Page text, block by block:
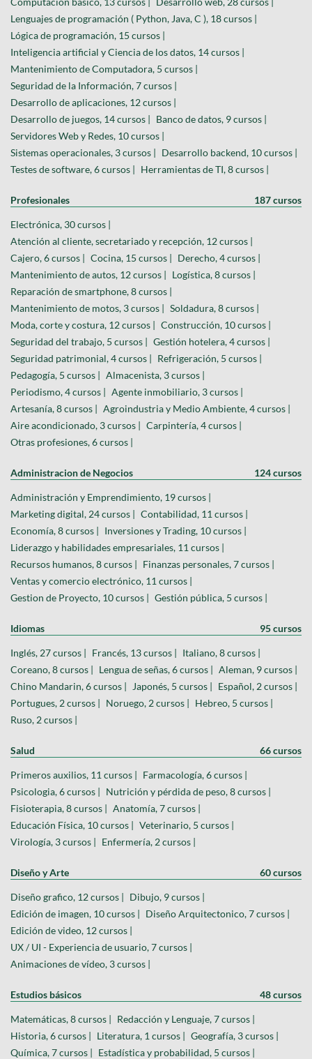
Lenguajes de programación ( Python, Java, C ), 18 cursos |
Lógica de programación, 15 cursos |
Inteligencia artificial y Ciencia de los datos, 14 cursos |
Mantenimiento de Computadora, 5 cursos |
Seguridad de la Información, 7 cursos |
Desarrollo de aplicaciones, 12 cursos |
Desarrollo de juegos, 14 cursos | Banco de datos, 9 cursos |
Servidores Web y Redes, 10 cursos |
Sistemas operacionales, 3 cursos | Desarrollo backend, 10 cursos |
Testes de software, 6 cursos | Herramientas de TI, 8 cursos |
Profesionales 187 cursos
Electrónica, 30 cursos |
Atención al cliente, secretariado y recepción, 12 cursos |
Cajero, 6 cursos | Cocina, 15 cursos | Derecho, 4 cursos |
Mantenimiento de autos, 12 cursos | Logística, 8 cursos |
Reparación de smartphone, 8 cursos |
Mantenimiento de motos, 3 cursos | Soldadura, 8 cursos |
Moda, corte y costura, 12 cursos | Construcción, 10 cursos |
Seguridad del trabajo, 5 cursos | Gestión hotelera, 4 cursos |
Seguridad patrimonial, 4 cursos | Refrigeración, 5 cursos |
Pedagogía, 5 cursos | Almacenista, 3 cursos |
Periodismo, 4 cursos | Agente inmobiliario, 3 cursos |
Artesanía, 8 cursos | Agroindustria y Medio Ambiente, 4 cursos |
Aire acondicionado, 3 cursos | Carpintería, 4 cursos |
Otras profesiones, 6 cursos |
Administracion de Negocios 124 cursos
Administración y Emprendimiento, 19 cursos |
Marketing digital, 24 cursos | Contabilidad, 11 cursos |
Economía, 8 cursos | Inversiones y Trading, 10 cursos |
Liderazgo y habilidades empresariales, 11 cursos |
Recursos humanos, 8 cursos | Finanzas personales, 7 cursos |
Ventas y comercio electrónico, 11 cursos |
Gestion de Proyecto, 10 cursos | Gestión pública, 5 cursos |
Idiomas 95 cursos
Inglés, 27 cursos | Francés, 13 cursos | Italiano, 8 cursos |
Coreano, 8 cursos | Lengua de señas, 6 cursos | Aleman, 9 cursos |
Chino Mandarin, 6 cursos |
Japonés, 5 cursos | Español, 2 cursos |
Portugues, 2 cursos | Noruego, 2 cursos | Hebreo, 5 cursos |
Ruso, 2 cursos |
Salud 66 cursos
Primeros auxilios, 11 cursos | Farmacología, 6 cursos |
Psicologia, 6 cursos | Nutrición y pérdida de peso, 8 cursos |
Fisioterapia, 8 cursos | Anatomía, 7 cursos |
Educación Física, 10 cursos | Veterinario, 5 cursos |
Virología, 3 cursos | Enfermería, 2 cursos |
Diseño y Arte 60 cursos
Diseño grafico, 12 cursos | Dibujo, 9 cursos |
Edición de imagen, 10 cursos | Diseño Arquitectonico, 7 cursos |
Edición de video, 12 cursos |
UX / UI - Experiencia de usuario, 7 cursos |
Animaciones de vídeo, 3 cursos |
Estudios básicos 48 cursos
Matemáticas, 8 cursos | Redacción y Lenguaje, 7 cursos |
Historia, 6 cursos | Literatura, 1 cursos | Geografía, 3 cursos |
Química, 7 cursos | Estadística y probabilidad, 5 cursos |